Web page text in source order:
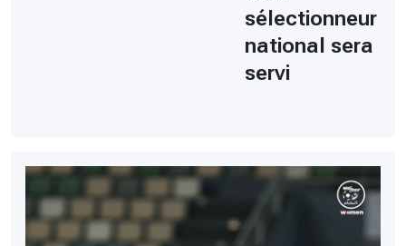
sélectionneur
national sera
servi